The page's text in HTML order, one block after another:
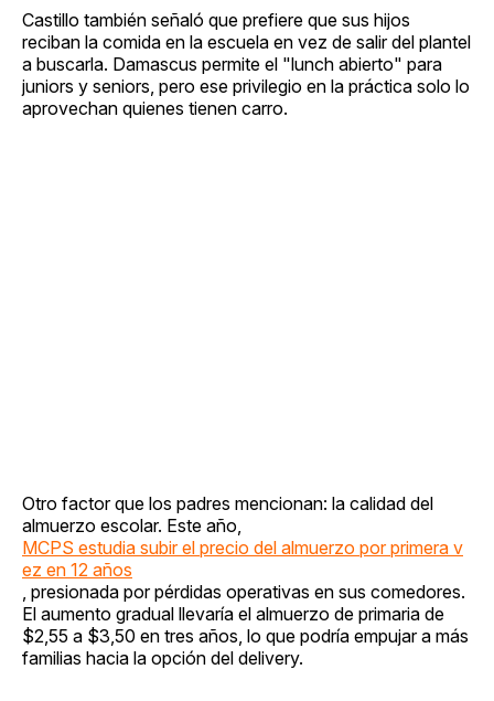
Castillo también señaló que prefiere que sus hijos
reciban la comida en la escuela en vez de salir del plantel
a buscarla. Damascus permite el "lunch abierto" para
juniors y seniors, pero ese privilegio en la práctica solo lo
aprovechan quienes tienen carro.
Otro factor que los padres mencionan: la calidad del
almuerzo escolar. Este año,
MCPS estudia subir el precio del almuerzo por primera v
ez en 12 años
, presionada por pérdidas operativas en sus comedores.
El aumento gradual llevaría el almuerzo de primaria de
$2,55 a $3,50 en tres años, lo que podría empujar a más
familias hacia la opción del delivery.